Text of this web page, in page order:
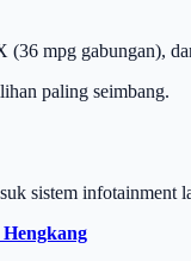
mpg gabungan),
paling seimbang.
sistem
Hengkang